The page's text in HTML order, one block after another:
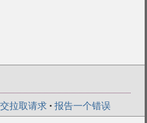
拉取请求 • 报告一个错误